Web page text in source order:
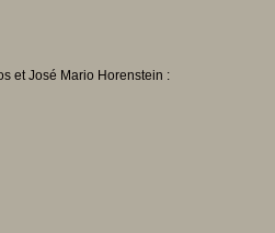
et José Mario Horenstein :